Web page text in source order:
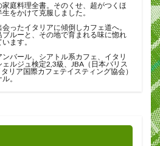
庭料理全書。そのくせ、超がつくほ
をかけて克服しました。
ったイタリアに傾倒しカフェ道へ。
ルーと、その地で育まれる味に惚れ
ます。
バール、シアトル系カフェ、イタリ
ルジュ検定2,3級、JBA（日本バリス
リア国際カフェテイスティング協会）
。